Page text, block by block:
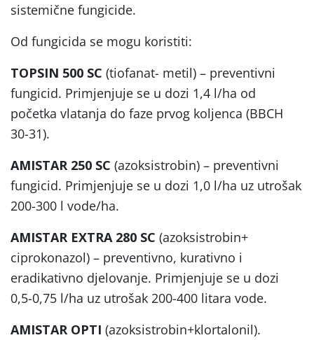
sistemične fungicide.
Od fungicida se mogu koristiti:
TOPSIN 500 SC (tiofanat- metil) – preventivni
fungicid. Primjenjuje se u dozi 1,4 l/ha od
početka vlatanja do faze prvog koljenca (BBCH
30-31).
AMISTAR 250 SC (azoksistrobin) – preventivni
fungicid. Primjenjuje se u dozi 1,0 l/ha uz utrošak
200-300 l vode/ha.
AMISTAR EXTRA 280 SC (azoksistrobin+
ciprokonazol) – preventivno, kurativno i
eradikativno djelovanje. Primjenjuje se u dozi
0,5-0,75 l/ha uz utrošak 200-400 litara vode.
AMISTAR OPTI (azoksistrobin+klortalonil).